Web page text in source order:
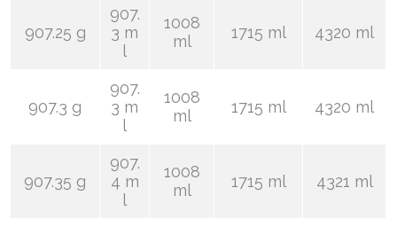
907.25 g
907.
3 m
l
1008
ml
1715 ml 4320 ml
907.3 g
907.
3 m
l
1008
ml
1715 ml 4320 ml
907.35 g
907.
4 m
l
1008
ml
1715 ml 4321 ml